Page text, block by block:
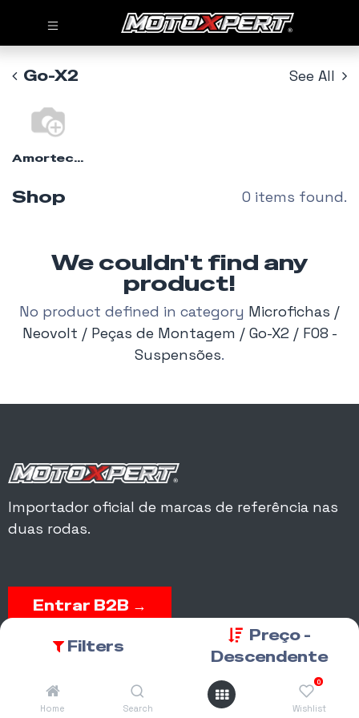
Filters
Preço -
Descendente
Home Search
0
Wishlist
Go-X2 See All
Amortecedores - Go-X2
Shop 0 items found.
We couldn't find any
product!
No product defined in category Microfichas /
Neovolt / Peças de Montagem / Go-X2 / F08 -
Suspensões.
Importador oficial de marcas de referência nas
duas rodas.
Entrar B2B →
Acesso a encomendas, garantias, matrículas, peças e conta